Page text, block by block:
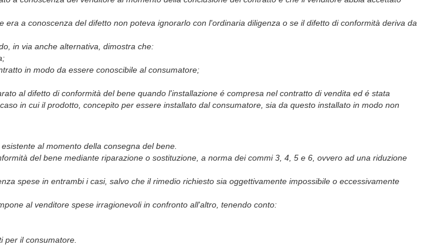
a conoscenza del difetto non poteva ignorarlo con l'ordinaria diligenza o se il difetto di conformità deriva da
in via anche alternativa, dimostra che:
in modo da essere conoscibile al consumatore;
al difetto di conformità del bene quando l'installazione é compresa nel contratto di vendita ed é stata
in cui il prodotto, concepito per essere installato dal consumatore, sia da questo installato in modo non
al momento della consegna del bene.
del bene mediante riparazione o sostituzione, a norma dei commi 3, 4, 5 e 6, ovvero ad una riduzione
spese in entrambi i casi, salvo che il rimedio richiesto sia oggettivamente impossibile o eccessivamente
al venditore spese irragionevoli in confronto all'altro, tenendo conto:
per il consumatore.